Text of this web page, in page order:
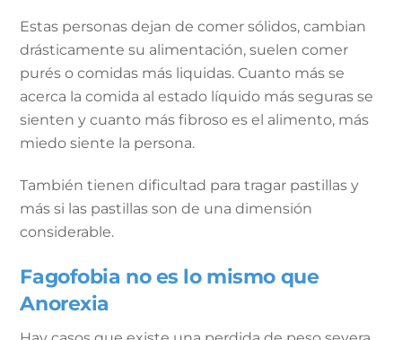
Estas personas dejan de comer sólidos, cambian
drásticamente su alimentación, suelen comer
purés o comidas más liquidas. Cuanto más se
acerca la comida al estado líquido más seguras se
sienten y cuanto más fibroso es el alimento, más
miedo siente la persona.
También tienen dificultad para tragar pastillas y
más si las pastillas son de una dimensión
considerable.
Fagofobia no es lo mismo que
Anorexia